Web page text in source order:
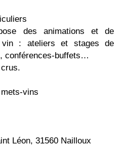
des animations et de
vin : ateliers et stages de
conférences-buffets…
vins
Léon, 31560 Nailloux